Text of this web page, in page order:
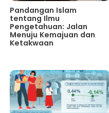
Pandangan Islam
tentang Ilmu
Pengetahuan: Jalan
Menuju Kemajuan dan
Ketakwaan